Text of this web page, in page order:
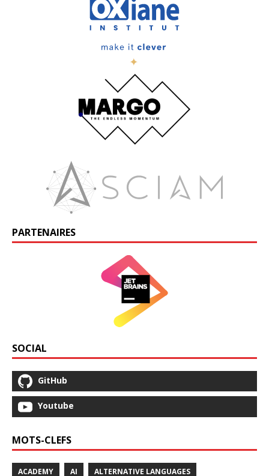
PARTENAIRES
SOCIAL
GitHub
Youtube
MOTS-CLEFS
ACADEMY AI ALTERNATIVE LANGUAGES